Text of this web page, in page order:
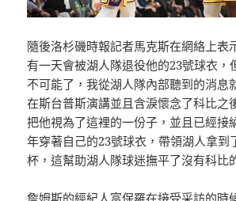
隨後洛杉磯時報記者馬克斯在網絡上表
有一天會被湖人隊退役他的23號球衣，
不可能了，我從湖人隊內部聽到的消息
在斯台普斯演講並且含淚懷念了科比之
把他視為了這裡的一份子，並且已經接
年穿著自己的23號球衣，帶領湖人拿到
杯，這幫助湖人隊球迷撫平了沒有科比
詹姆斯的經紀人富保羅在接受采訪的時